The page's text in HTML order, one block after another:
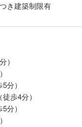
き建築制限有
）
分）
歩4分）
分）